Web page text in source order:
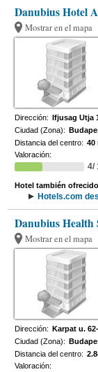
Danubius Hotel
Mostrar en el mapa
Dirección: Ifjusag Utja
Ciudad (Zona):
Distancia del centro: 40
Valoración:
4/
Hotel también
Hotels.com
Danubius Health
Mostrar en el mapa
Dirección: Karpat u.
Ciudad (Zona):
Distancia del centro:
Valoración: